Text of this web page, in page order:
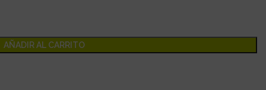
AÑADIR AL CARRITO